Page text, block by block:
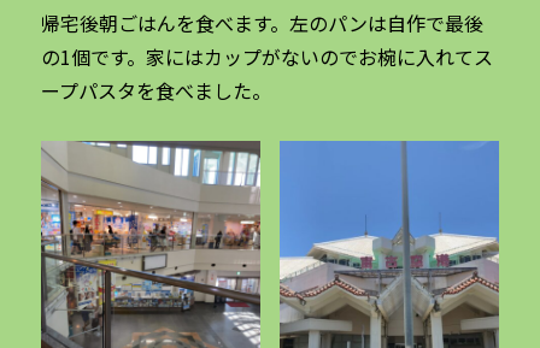
帰宅後朝ごはんを食べます。左のパンは自作で最後
の1個です。家にはカップがないのでお椀に入れてス
ープパスタを食べました。